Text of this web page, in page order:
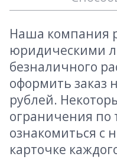
Наша компания
юридическими
безналичного
оформить заказ
рублей.
ограничения по
ознакомиться с
карточке